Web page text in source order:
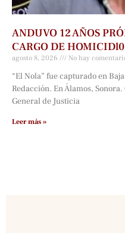
ANDUVO 12 AÑOS
CARGO DE
agosto 8, 2026 No hay
“El Nola” fue capturado en
Redacción. En Álamos,
General de Justicia
Leer más »